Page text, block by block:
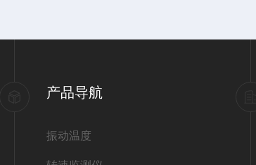
产品导航
振动温度